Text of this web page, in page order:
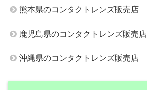
熊本県のコンタクトレンズ販売店
鹿児島県のコンタクトレンズ販売店
沖縄県のコンタクトレンズ販売店